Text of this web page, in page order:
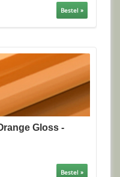
Bestel »
Gloss -
Bestel »